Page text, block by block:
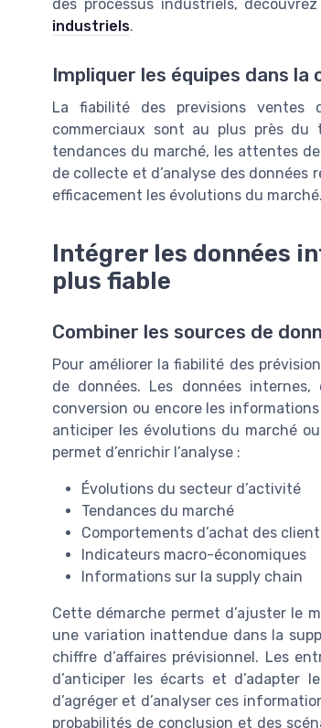
des processus industriels, découvrez
industriels.
Impliquer les équipes dans la
La fiabilité des previsions ventes
commerciaux sont au plus près du
tendances du marché, les attentes
de collecte et d’analyse des
efficacement les évolutions du marché.
Intégrer les données
plus fiable
Combiner les sources de
Pour améliorer la fiabilité des
de données. Les données
conversion ou encore les
anticiper les évolutions du marché
permet d’enrichir l’analyse :
Évolutions du secteur d’activité
Tendances du marché
Comportements d’achat des
Indicateurs macro-économiques
Informations sur la supply chain
Cette démarche permet d’ajuster le
une variation inattendue dans la
chiffre d’affaires prévisionnel. Les
d’anticiper les écarts et d’adapter
d’agréger et d’analyser ces
probabilités de conclusion et des